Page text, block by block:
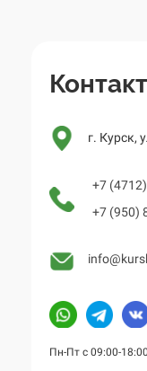
г. Курск,
+7
+7 (950)
Пн-Пт с 09:00-18:00